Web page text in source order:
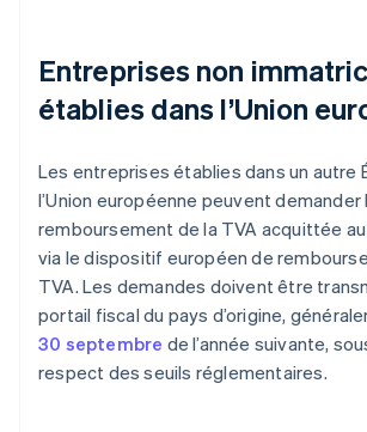
Entreprises non
établies dans l’Union
Les entreprises établies dans un autre
l’Union européenne peuvent demander
remboursement de la TVA acquittée
via le dispositif européen de
TVA. Les demandes doivent être
portail fiscal du pays d’origine,
30 septembre de l’année suivante,
respect des seuils réglementaires.